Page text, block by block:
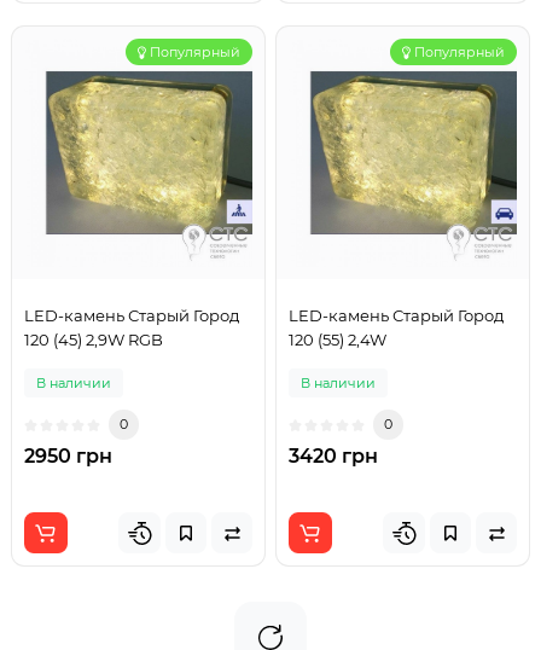
Популярный
LED-камень Старый Город
120 (45) 2,9W RGB
В наличии
0
2950 грн
Популярный
LED-камень Старый Город
120 (55) 2,4W
В наличии
0
3420 грн